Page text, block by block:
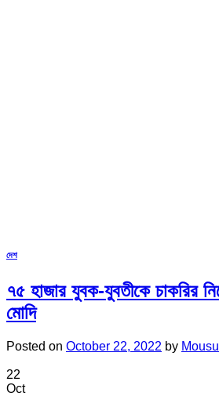
দেশ
৭৫ হাজার যুবক-যুবতীকে চাকরির
মোদি
Posted on October 22, 2022 by
22
Oct